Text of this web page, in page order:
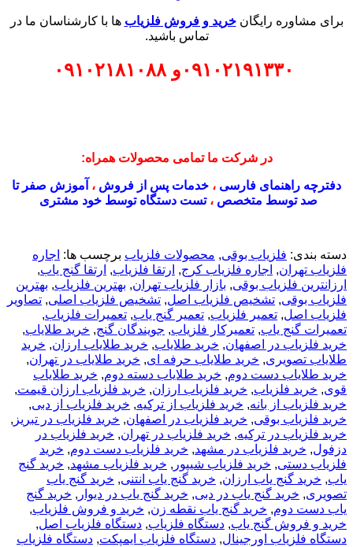
برای مشاوره رایگانخرید و فروش فلزیاب ها با کارشناسان ما در
تماس باشید.
۰۹۱۰۲۱۹۱۳۳۰ و ۰۹۱۰۲۱۸۱۰۸۸
در شرکت ما تمامی محصولات همراه:
دفترچه راهنمای فارسی ، خدمات پس از فروش ، آموزش صفر تا
صد توسط متخصص ،تست دستگاه توسط خود مشتری
دسته بندی: فلزیاب بوقی, محصولات فلزیاب برچسب ها: اجاره
فلزیاب تهران, اجاره فلزیاب کرج, ارتقا فلزیاب, ارتقا گنج یاب,
ارزانترین فلزیاب بوقی, بازار فلزیاب تهران, بهترین فلزیاب, بهترین
فلزیاب بوقی, تشخیص فلزیاب اصل, تشخیص فلزیاب اصلی, تصاویر
فلزیاب اصل, تعمیر فلزیاب, تعمیر گنج یاب, تعمیرات فلزیاب,
تعمیرات گنج یاب, تعمیرکار فلزیاب, جویندگان گنج, خريد طلاياب,
خريد فلزياب در اصفهان, خرید طلایاب, خرید طلایاب ارزان, خرید
طلایاب تصویری, خرید طلایاب حرفه ای, خرید طلایاب در تهران,
خرید طلایاب دست دوم, خرید طلایاب دسته دوم, خرید طلایاب
قوی, خرید فلزیاب, خرید فلزیاب ارزان, خرید فلزیاب ارزان قیمت,
خرید فلزیاب از بانه, خرید فلزیاب از ترکیه, خرید فلزیاب از دبی,
خرید فلزیاب بوقی, خرید فلزیاب در اصفهان, خرید فلزیاب در تبریز ,
خرید فلزیاب در ترکیه, خرید فلزیاب در تهران, خرید فلزیاب در
دزفول, خرید فلزیاب در مشهد, خرید فلزیاب دست دوم, خرید
فلزیاب دستی, خرید فلزیاب شیپور , خرید فلزیاب مشهد, خرید گنج
یاب, خرید گنج یاب ارزان, خرید گنج یاب انتنی, خرید گنج یاب
تصویری, خرید گنج یاب در دبی, خرید گنج یاب در دیوار , خرید گنج
یاب دست دوم, خرید گنج یاب نقطه زن, خرید و فروش فلزیاب,
خرید و فروش گنج یاب, دستگاه فلزیاب, دستگاه فلزیاب اصل,
دستگاه فلزیاب اورجینال, دستگاه فلزیاب ایمپکت, دستگاه فلزیاب